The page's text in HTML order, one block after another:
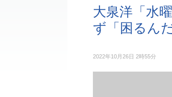
大泉洋「水
ず「困るんだ
2022年10月26日 2時55分